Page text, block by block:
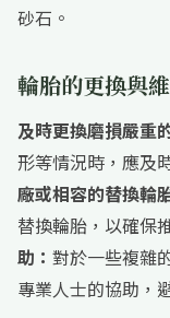
砂石。
輪胎的更換與
及時更換磨損嚴重
形等情況時，應及
廠或相容的替換輪
替換輪胎，以確保
助： 對於一些複雜
專業人士的協助，